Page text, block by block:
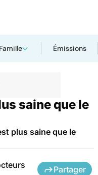
Famille Émissions
saine que le
plus saine que le
Partager